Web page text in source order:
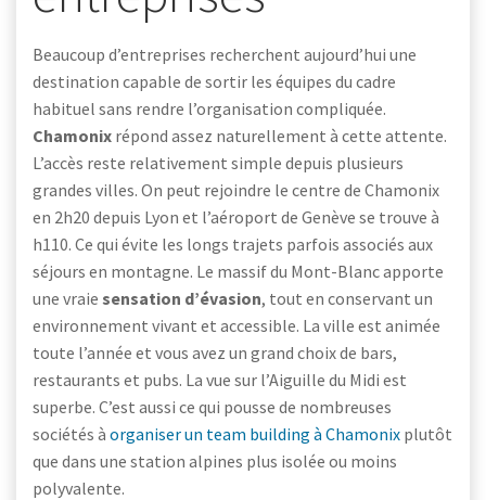
Beaucoup d’entreprises recherchent aujourd’hui une
destination capable de sortir les équipes du cadre
habituel sans rendre l’organisation compliquée.
Chamonix répond assez naturellement à cette attente.
L’accès reste relativement simple depuis plusieurs
grandes villes. On peut rejoindre le centre de Chamonix
en 2h20 depuis Lyon et l’aéroport de Genève se trouve à
h110. Ce qui évite les longs trajets parfois associés aux
séjours en montagne. Le massif du Mont-Blanc apporte
une vraie sensation d’évasion, tout en conservant un
environnement vivant et accessible. La ville est animée
toute l’année et vous avez un grand choix de bars,
restaurants et pubs. La vue sur l’Aiguille du Midi est
superbe. C’est aussi ce qui pousse de nombreuses
sociétés à organiser un team building à Chamonix plutôt
que dans une station alpines plus isolée ou moins
polyvalente.